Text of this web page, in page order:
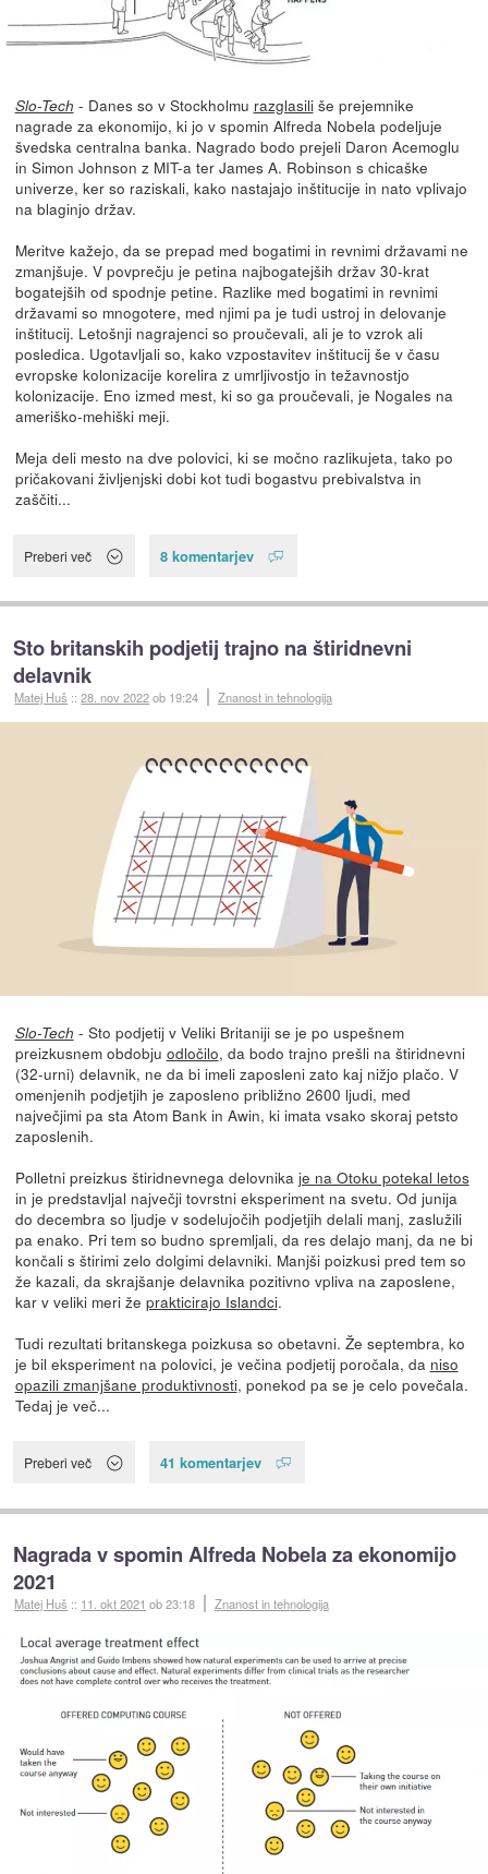
Slo-Tech - Danes so v Stockholmu razglasiliše prejemnike
nagrade za ekonomijo, ki jo v spomin Alfreda Nobela podeljuje
švedska centralna banka. Nagrado bodo prejeli Daron Acemoglu
in Simon Johnson z MIT-a ter James A. Robinson s chicaške
univerze, ker so raziskali, kako nastajajo inštitucije in nato vplivajo
na blaginjo držav.
Meritve kažejo, da se prepad med bogatimi in revnimi državami ne
zmanjšuje. V povprečju je petina najbogatejših držav 30-krat
bogatejših od spodnje petine. Razlike med bogatimi in revnimi
državami so mnogotere, med njimi pa je tudi ustroj in delovanje
inštitucij. Letošnji nagrajenci so proučevali, ali je to vzrok ali
posledica. Ugotavljali so, kako vzpostavitev inštitucij še v času
evropske kolonizacije korelira z umrljivostjo in težavnostjo
kolonizacije. Eno izmed mest, ki so ga proučevali, je Nogales na
ameriško-mehiški meji.
Meja deli mesto na dve polovici, ki se močno razlikujeta, tako po
pričakovani življenjski dobi kot tudi bogastvu prebivalstva in
zaščiti...
Preberi več 8 komentarjev
Sto britanskih podjetij trajno na štiridnevni
delavnik
Matej Huš ::28. nov 2022ob 19:24 Znanost in tehnologija
Slo-Tech - Sto podjetij v Veliki Britaniji se je po uspešnem
preizkusnem obdobju odločilo, da bodo trajno prešli na štiridnevni
(32-urni) delavnik, ne da bi imeli zaposleni zato kaj nižjo plačo. V
omenjenih podjetjih je zaposleno približno 2600 ljudi, med
največjimi pa sta Atom Bank in Awin, ki imata vsako skoraj petsto
zaposlenih.
Polletni preizkus štiridnevnega delovnika je na Otoku potekal letos
in je predstavljal največji tovrstni eksperiment na svetu. Od junija
do decembra so ljudje v sodelujočih podjetjih delali manj, zaslužili
pa enako. Pri tem so budno spremljali, da res delajo manj, da ne bi
končali s štirimi zelo dolgimi delavniki. Manjši poizkusi pred tem so
že kazali, da skrajšanje delavnika pozitivno vpliva na zaposlene,
kar v veliki meri že prakticirajo Islandci.
Tudi rezultati britanskega poizkusa so obetavni. Že septembra, ko
je bil eksperiment na polovici, je večina podjetij poročala, da niso
opazili zmanjšane produktivnosti, ponekod pa se je celo povečala.
Tedaj je več...
Preberi več 41 komentarjev
Nagrada v spomin Alfreda Nobela za ekonomijo
2021
Matej Huš :: 11. okt 2021 ob 23:18 Znanost in tehnologija